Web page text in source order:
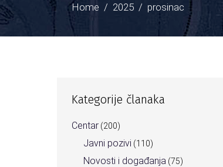
Home / 2025 / prosinac
Kategorije članaka
Centar (200)
Javni pozivi (110)
Novosti i događanja (75)